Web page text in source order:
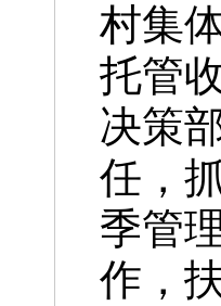
村集
托管
决策
任，
季管
作，